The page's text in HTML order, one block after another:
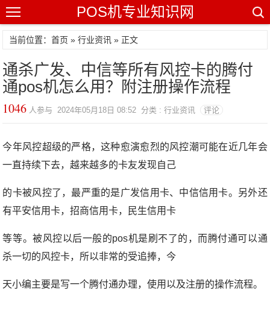
POS机专业知识网
当前位置：首页 »行业资讯 » 正文
通杀广发、中信等所有风控卡的腾付
通pos机怎么用？附注册操作流程
1046 人参与 2024年05月18日 08:52 分类 : 行业资讯 评论
今年风控超级的严格，这种愈演愈烈的风控潮可能在近几年会
一直持续下去，越来越多的卡友发现自己
的卡被风控了，最严重的是广发信用卡、中信信用卡。另外还
有平安信用卡，招商信用卡，民生信用卡
等等。被风控以后一般的pos机是刷不了的，而腾付通可以通
杀一切的风控卡，所以非常的受追捧，今
天小编主要是写一个腾付通办理，使用以及注册的操作流程。